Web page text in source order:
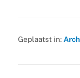
Geplaatst in: